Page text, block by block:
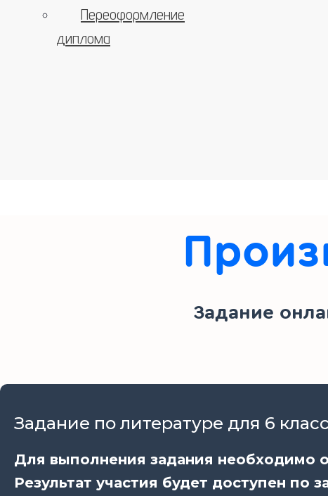
Переоформление
диплома
Задание
Задание по литературе для 6
Для выполнения задания необходимо
Результат участия будет доступен по